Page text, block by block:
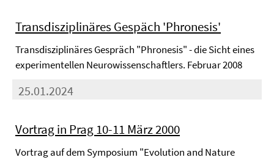
Transdisziplinäres Gespäch 'Phronesis'
Transdisziplinäres Gespräch "Phronesis" - die Sicht eines
experimentellen Neurowissenschaftlers. Februar 2008
25.01.2024
Vortrag in Prag 10-11 März 2000
Vortrag auf dem Symposium "Evolution and Nature